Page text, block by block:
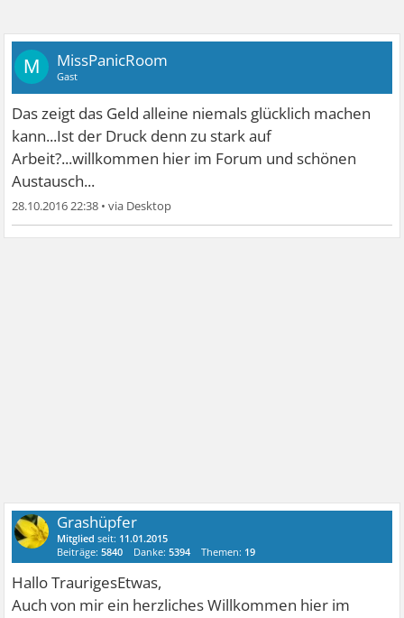
M MissPanicRoom
Gast
Das zeigt das Geld alleine niemals glücklich machen
kann...Ist der Druck denn zu stark auf
Arbeit?...willkommen hier im Forum und schönen
Austausch...
28.10.2016 22:38 •
Grashüpfer
Mitglied seit: 11.01.2015
Beiträge:5840 Danke:5394 Themen: 19
Hallo TraurigesEtwas,
Auch von mir ein herzliches Willkommen hier im